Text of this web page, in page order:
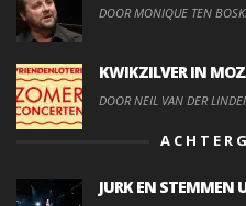
DOOR MONIQUE TEN
KWIKZILVER IN
DOOR NEIL VAN DER
JURK EN STEMMEN